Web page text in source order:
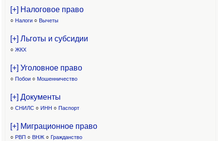
[+] Налоговое право
○ Налоги ○ Вычеты
[+] Льготы и субсидии
○ ЖКХ
[+] Уголовное право
○ Побои ○ Мошенничество
[+] Документы
○ СНИЛС ○ ИНН ○ Паспорт
[+] Миграционное право
○ РВП ○ ВНЖ ○ Гражданство